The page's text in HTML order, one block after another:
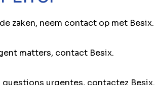
zaken, neem contact op met Besix.
matters, contact Besix.
urgentes, contactez Besix.